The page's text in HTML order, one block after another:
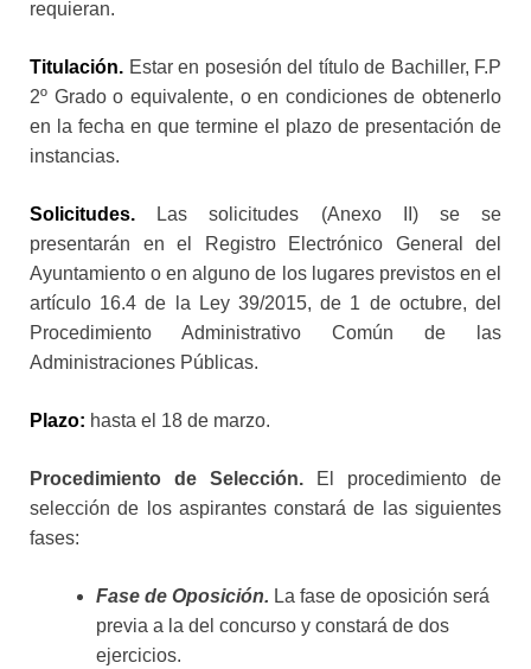
requieran.
Titulación. Estar en posesión del título de Bachiller, F.P
2º Grado o equivalente, o en condiciones de obtenerlo
en la fecha en que termine el plazo de presentación de
instancias.
Solicitudes. Las solicitudes (Anexo II) se se
presentarán en el Registro Electrónico General del
Ayuntamiento o en alguno de los lugares previstos en el
artículo 16.4 de la Ley 39/2015, de 1 de octubre, del
Procedimiento Administrativo Común de las
Administraciones Públicas.
Plazo: hasta el 18 de marzo.
Procedimiento de Selección. El procedimiento de
selección de los aspirantes constará de las siguientes
fases:
Fase de Oposición. La fase de oposición será
previa a la del concurso y constará de dos
ejercicios.